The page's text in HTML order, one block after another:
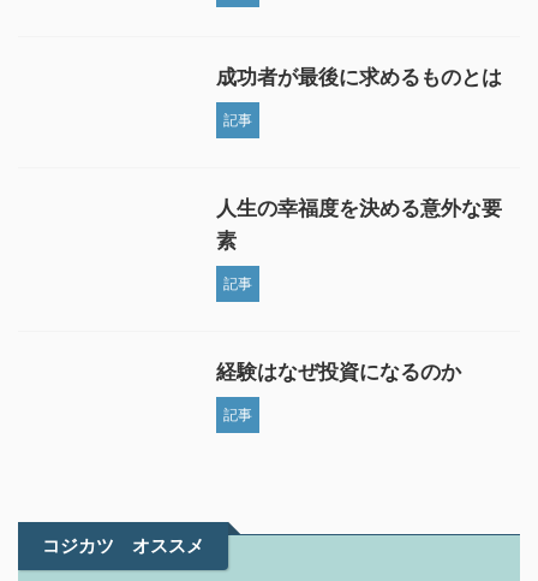
成功者が最後に求めるものとは
記事
人生の幸福度を決める意外な要
素
記事
経験はなぜ投資になるのか
記事
コジカツ オススメ